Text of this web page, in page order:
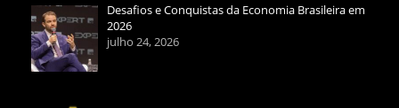
Desafios e Conquistas da Economia Brasileira em
2026
julho 24, 2026